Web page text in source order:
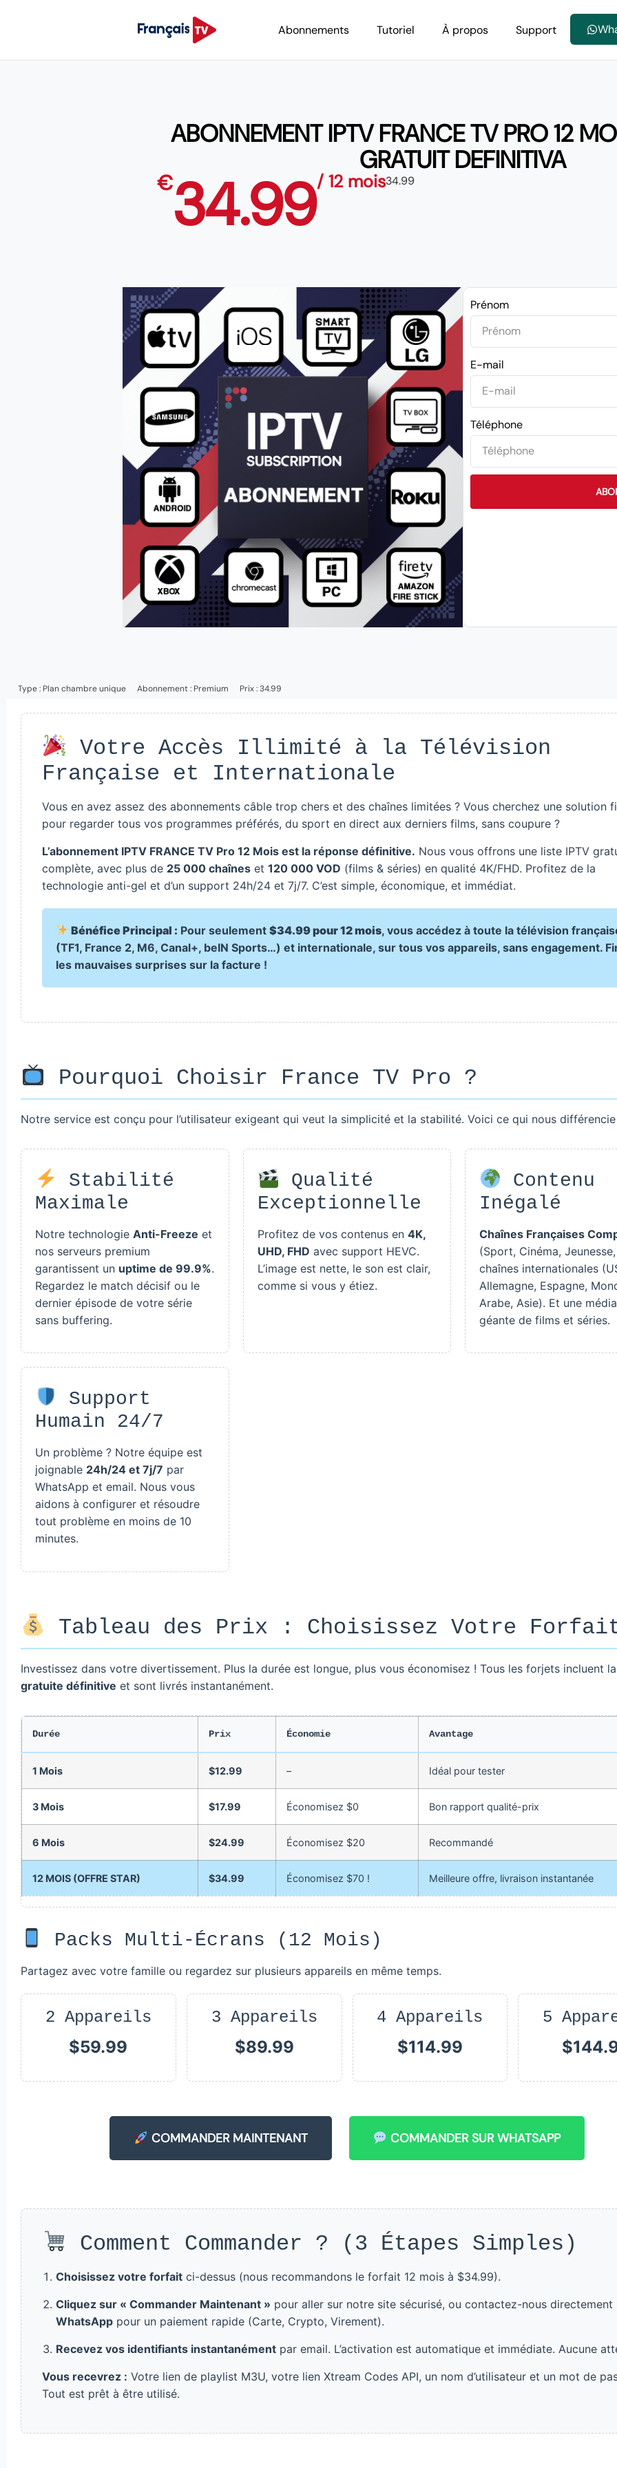
Abonnements Tutoriel À propos Support
ABONNEMENT IPTV FRANCE TV PRO 12
GRATUIT DEFINITIVA
€34.99/ 12 mois34.99
Prénom
E-mail
Téléphone
Type : Plan chambre unique Abonnement : Premium Prix : 34.99
Votre Accès Illimité à la Télévision
Française et Internationale
Vous en avez assez des abonnements câble trop chers et des chaînes limitées ? Vous cherchez une solution
pour regarder tous vos programmes préférés, du sport en direct aux derniers films, sans coupure ?
L’abonnement IPTV FRANCE TV Pro 12 Mois est la réponse définitive. Nous vous offrons une liste IPTV
complète, avec plus de 25 000 chaînes et 120 000 VOD (films & séries) en qualité 4K/FHD. Profitez de la
technologie anti-gel et d’un support 24h/24 et 7j/7. C’est simple, économique, et immédiat.
Bénéfice Principal : Pour seulement$34.99 pour 12 mois, vous accédez à toute la télévision
(TF1, France 2, M6, Canal+, beIN Sports…) et internationale, sur tous vos appareils, sans engagement.
les mauvaises surprises sur la facture !
Pourquoi Choisir France TV Pro ?
Notre service est conçu pour l’utilisateur exigeant qui veut la simplicité et la stabilité. Voici ce qui nous
Stabilité
Maximale
Notre technologie Anti-Freeze et
nos serveurs premium
garantissent un uptime de 99.9%.
Regardez le match décisif ou le
dernier épisode de votre série
sans buffering.
Qualité
Exceptionnelle
Profitez de vos contenus en 4K,
UHD, FHD avec support HEVC.
L’image est nette, le son est clair,
comme si vous y étiez.
Contenu
Inégalé
Chaînes Françaises
(Sport, Cinéma,
chaînes internationales
Allemagne, Espagne,
Arabe, Asie). Et une
géante de films et séries.
Support
Humain 24/7
Un problème ? Notre équipe est
joignable 24h/24 et 7j/7 par
WhatsApp et email. Nous vous
aidons à configurer et résoudre
tout problème en moins de 10
minutes.
Tableau des Prix : Choisissez Votre
Investissez dans votre divertissement. Plus la durée est longue, plus vous économisez ! Tous les forjets incluent la
gratuite définitive et sont livrés instantanément.
Durée Prix Économie Avantage
1 Mois $12.99 – Idéal pour tester
3 Mois $17.99 Économisez $0 Bon rapport qualité-prix
6 Mois $24.99 Économisez $20 Recommandé
12 MOIS (OFFRE STAR) $34.99 Économisez $70 ! Meilleure offre, livraison instantanée
Packs Multi-Écrans (12 Mois)
Partagez avec votre famille ou regardez sur plusieurs appareils en même temps.
2 Appareils
$59.99
3 Appareils
$89.99
4 Appareils
$114.99
5
COMMANDER MAINTENANT COMMANDER SUR WHATSAPP
Comment Commander ? (3 Étapes Simples)
Choisissez votre forfait ci-dessus (nous recommandons le forfait 12 mois à $34.99).
Cliquez sur « Commander Maintenant » pour aller sur notre site sécurisé, ou contactez-nous directement
WhatsApp pour un paiement rapide (Carte, Crypto, Virement).
Recevez vos identifiants instantanément par email. L’activation est automatique et immédiate. Aucune
Vous recevrez : Votre lien de playlist M3U, votre lien Xtream Codes API, un nom d’utilisateur et un mot de
Tout est prêt à être utilisé.